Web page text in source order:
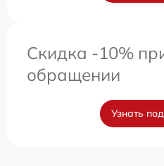
Скидка -10%
обращении
Узнать